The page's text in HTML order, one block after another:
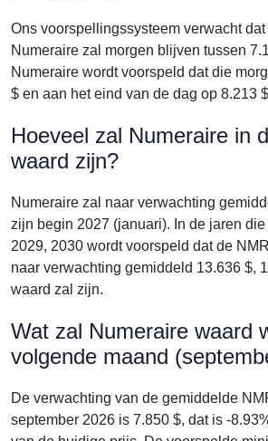
Ons voorspellingssysteem verwacht
Numeraire zal morgen blijven tussen
Numeraire wordt voorspeld dat die
$ en aan het eind van de dag op 8.213
Hoeveel zal Numeraire in
waard zijn?
Numeraire zal naar verwachting
zijn begin 2027 (januari). In de jaren
2029, 2030 wordt voorspeld dat de
naar verwachting gemiddeld 13.636 $,
waard zal zijn.
Wat zal Numeraire waard
volgende maand
De verwachting van de gemiddelde
september 2026 is 7.850 $, dat is -